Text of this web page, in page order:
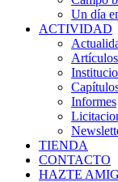
Un día
ACTIVIDAD
Informes
TIENDA
CONTACTO
HAZTE